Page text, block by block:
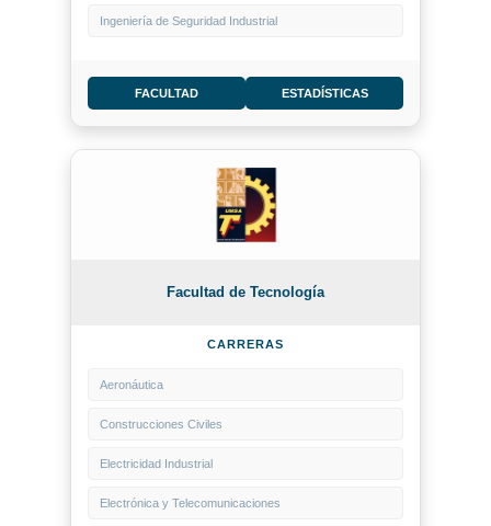
Ingeniería de Seguridad Industrial
FACULTAD ESTADÍSTICAS
Facultad de Tecnología
CARRERAS
Aeronáutica
Construcciones Civiles
Electricidad Industrial
Electrónica y Telecomunicaciones